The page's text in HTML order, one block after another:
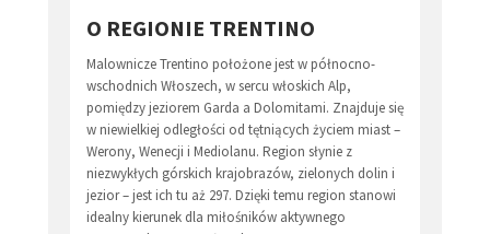
O REGIONIE TRENTINO
Malownicze Trentino położone jest w północno-
wschodnich Włoszech, w sercu włoskich Alp,
pomiędzy jeziorem Garda a Dolomitami. Znajduje się
w niewielkiej odległości od tętniących życiem miast –
Werony, Wenecji i Mediolanu. Region słynie z
niezwykłych górskich krajobrazów, zielonych dolin i
jezior – jest ich tu aż 297. Dzięki temu region stanowi
idealny kierunek dla miłośników aktywnego